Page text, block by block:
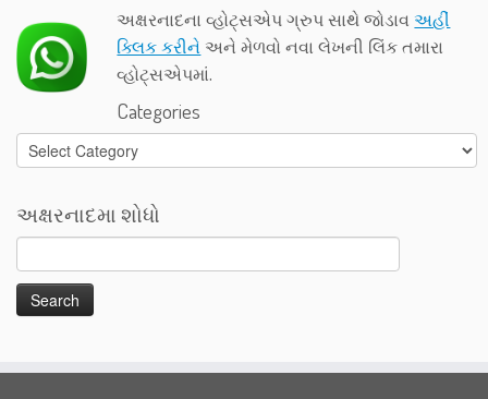
અક્ષરનાદના વ્હોટ્સએપ ગ્રુપ સાથે જોડાવઅહીં
ક્લિક કરીને અને મેળવો નવા લેખની લિંક તમારા
વ્હોટ્સએપમાં.
Categories
Categories
અક્ષરનાદમા શોધો